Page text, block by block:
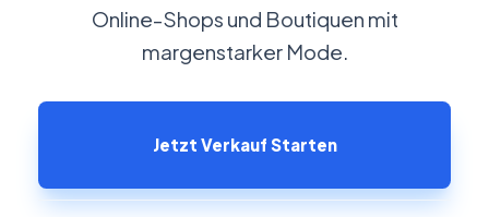
Online-Shops und Boutiquen mit
margenstarker Mode.
Jetzt Verkauf Starten